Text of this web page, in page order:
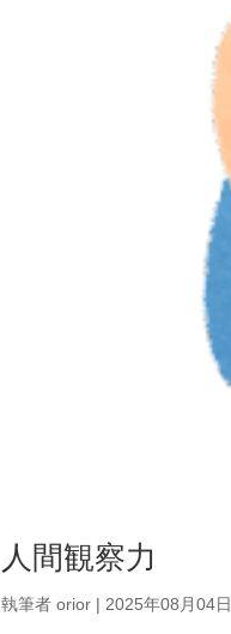
人間観察力
執筆者orior |2025年08月04日